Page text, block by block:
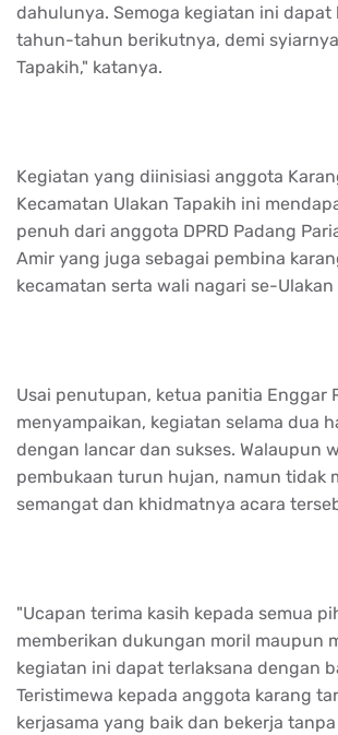
dahulunya. Semoga kegiatan ini dapat
tahun-tahun berikutnya, demi
Tapakih," katanya.
Kegiatan yang diinisiasi anggota
Kecamatan Ulakan Tapakih ini
penuh dari anggota DPRD Padang
Amir yang juga sebagai pembina
kecamatan serta wali nagari se-Ulakan
Usai penutupan, ketua panitia Enggar
menyampaikan, kegiatan selama dua
dengan lancar dan sukses. Walaupun
pembukaan turun hujan, namun tidak
semangat dan khidmatnya acara
"Ucapan terima kasih kepada semua
memberikan dukungan moril maupun
kegiatan ini dapat terlaksana dengan
Teristimewa kepada anggota karang
kerjasama yang baik dan bekerja